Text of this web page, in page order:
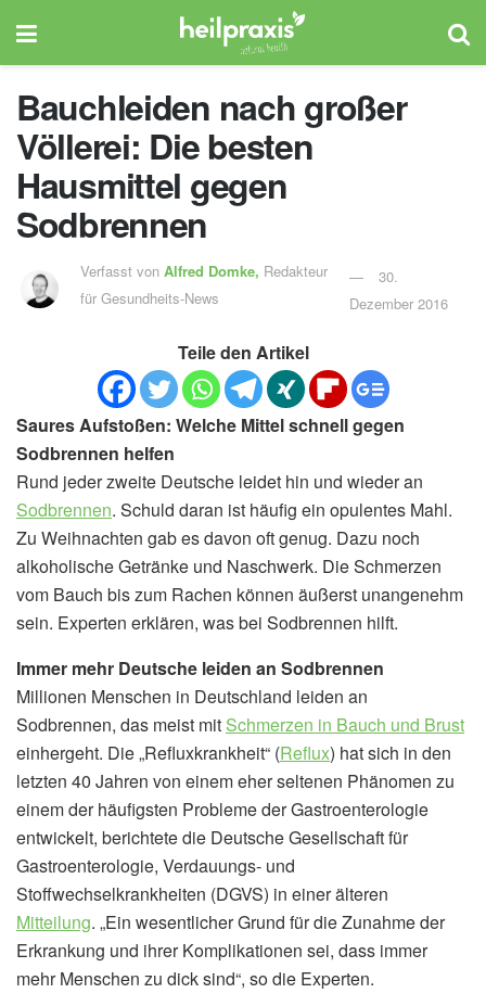
Bauchleiden nach großer
Völlerei: Die besten
Hausmittel gegen
Sodbrennen
Verfasst von Alfred Domke, Redakteur
für Gesundheits-News
30.
Dezember 2016
Teile den Artikel
Saures Aufstoßen: Welche Mittel schnell gegen
Sodbrennen helfen
Rund jeder zweite Deutsche leidet hin und wieder an
Sodbrennen. Schuld daran ist häufig ein opulentes Mahl.
Zu Weihnachten gab es davon oft genug. Dazu noch
alkoholische Getränke und Naschwerk. Die Schmerzen
vom Bauch bis zum Rachen können äußerst unangenehm
sein. Experten erklären, was bei Sodbrennen hilft.
Immer mehr Deutsche leiden an Sodbrennen
Millionen Menschen in Deutschland leiden an
Sodbrennen, das meist mit Schmerzen in Bauch und Brust
einhergeht. Die „Refluxkrankheit“ (Reflux) hat sich in den
letzten 40 Jahren von einem eher seltenen Phänomen zu
einem der häufigsten Probleme der Gastroenterologie
entwickelt, berichtete die Deutsche Gesellschaft für
Gastroenterologie, Verdauungs- und
Stoffwechselkrankheiten (DGVS) in einer älteren
Mitteilung. „Ein wesentlicher Grund für die Zunahme der
Erkrankung und ihrer Komplikationen sei, dass immer
mehr Menschen zu dick sind“, so die Experten.